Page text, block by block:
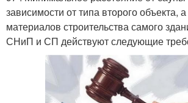
зависимости от типа второго объекта,
материалов строительства самого
СНиП и СП действуют следующие